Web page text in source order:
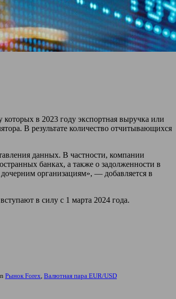
в 2023 году экспортная выручка или
В результате количество отчитывающихся
данных. В частности, компании
банках, а также о задолженности в
организациям», — добавляется в
в силу с 1 марта 2024 года.
Рынок Forex, Валютная пара EUR/USD